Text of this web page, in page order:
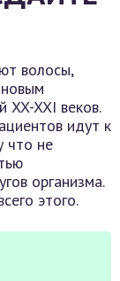
волосы,
XXI веков.
идут к
что не
организма.
этого.